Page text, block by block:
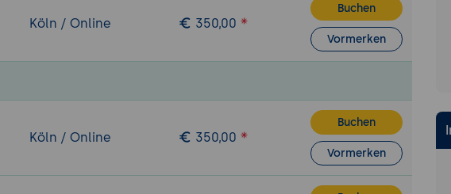
Köln / Online 350,00
Buchen
Vormerken
Köln / Online 350,00
Buchen
Vormerken